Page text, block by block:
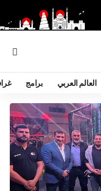
العالم العربي برامج